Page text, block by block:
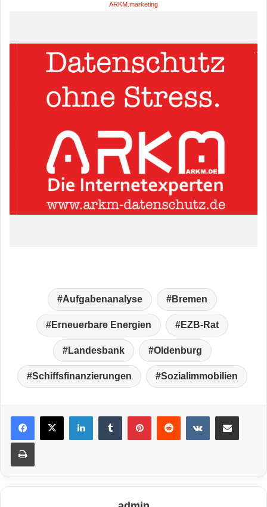
ARKM.marketing
Aufgabenanalyse Bremen
Erneuerbare Energien EZB-Rat
Landesbank Oldenburg
Schiffsfinanzierungen Sozialimmobilien
LinkedIn VKontakte
Drucken